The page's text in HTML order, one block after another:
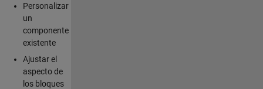
Personalizar
un
componente
existente
Ajustar el
aspecto de
los bloques